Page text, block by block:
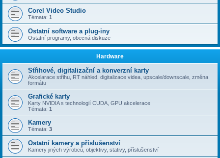
Corel Video Studio
Témata: 1
Ostatní software a plug-iny
Ostatní programy, obecná diskuze
Hardware
Střihové, digitalizační a konverzní karty
Akcelarace střihu, RT náhled, digitalizace videa, upscale/downscale, změna
formátu
Grafické karty
Karty NVIDIA s technologií CUDA, GPU akcelerace
Témata: 1
Kamery
Témata: 3
Ostatní kamery a příslušenství
Kamery jiných výrobců, objektivy, stativy, příslušenství